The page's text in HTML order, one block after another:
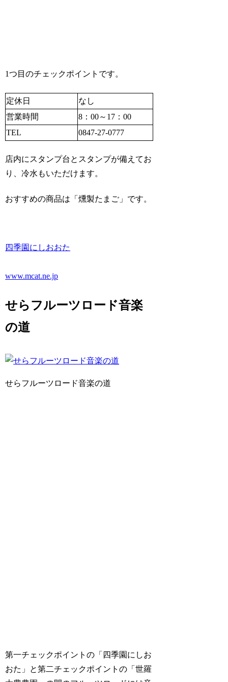
1つ目のチェックポイントです。
定休日
なし
営業時間
8：00～17：00
TEL
0847-27-0777
店内にスタンプ台とスタンプが備えてお
り、冷水もいただけます。
おすすめの商品は「燻製たまご」です。
四季園にしおおた
www.mcat.ne.jp
せらフルーツロード音楽
の道
せらフルーツロード音楽の道
第一チェックポイントの「四季園にしお
おた」と第二チェックポイントの「世羅